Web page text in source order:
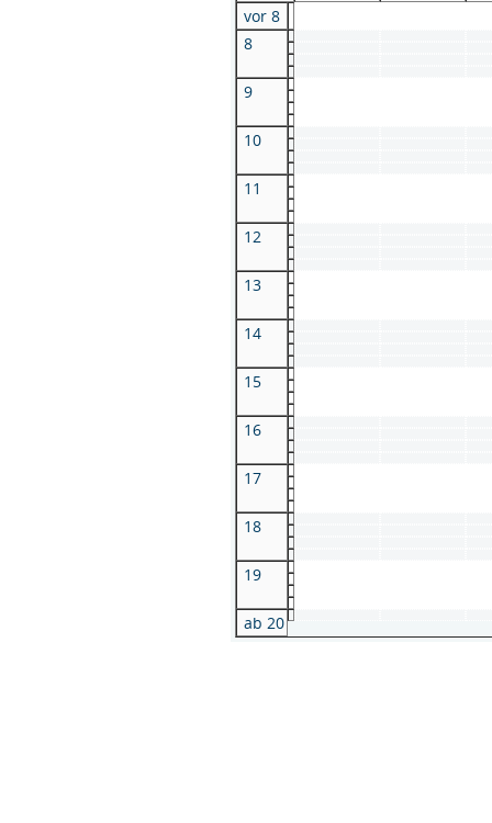
vor 8
8
9
10
11
12
13
14
15
16
17
18
19
ab 20